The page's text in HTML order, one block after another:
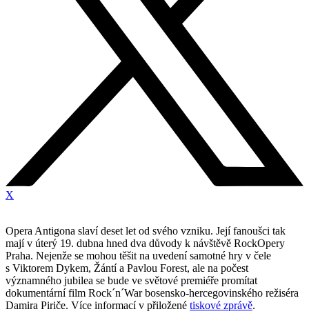
X
Opera Antigona slaví deset let od svého vzniku. Její fanoušci tak
mají v úterý 19. dubna hned dva důvody k návštěvě RockOpery
Praha. Nejenže se mohou těšit na uvedení samotné hry v čele
s Viktorem Dykem, Žántí a Pavlou Forest, ale na počest
významného jubilea se bude ve světové premiéře promítat
dokumentární film Rock´n´War bosensko-hercegovinského režiséra
Damira Piriče. Více informací v přiložené tiskové zprávě.